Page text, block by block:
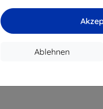
Ablehnen